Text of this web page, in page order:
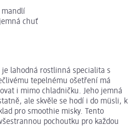
chuť
lahodná rostlinná specialita s
tepelnému ošetření má
i mimo chladničku. Jeho jemná
ale skvěle se hodí i do müsli, k
pro smoothie misky. Tento
pochoutku pro každou